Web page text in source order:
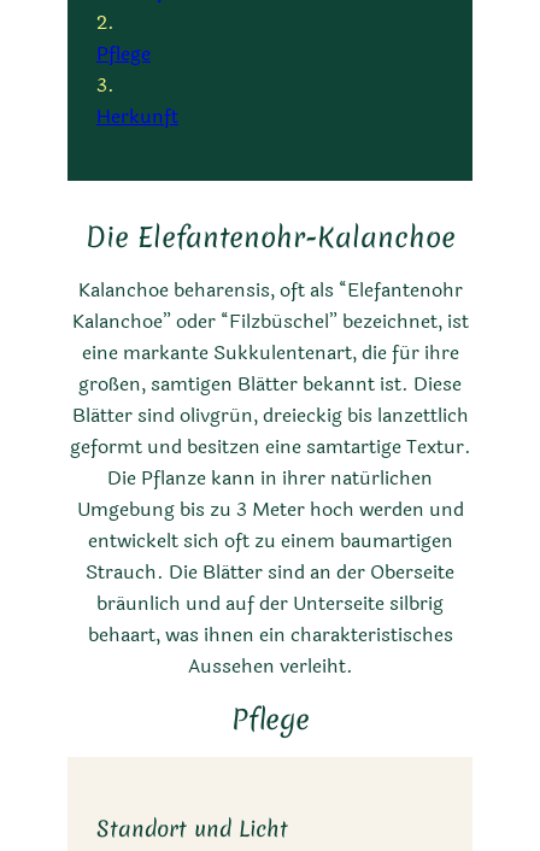
Pflege
Herkunft
Die Elefantenohr-Kalanchoe
Kalanchoe beharensis, oft als “Elefantenohr
Kalanchoe” oder “Filzbüschel” bezeichnet, ist
eine markante Sukkulentenart, die für ihre
großen, samtigen Blätter bekannt ist. Diese
Blätter sind olivgrün, dreieckig bis lanzettlich
geformt und besitzen eine samtartige Textur.
Die Pflanze kann in ihrer natürlichen
Umgebung bis zu 3 Meter hoch werden und
entwickelt sich oft zu einem baumartigen
Strauch. Die Blätter sind an der Oberseite
bräunlich und auf der Unterseite silbrig
behaart, was ihnen ein charakteristisches
Aussehen verleiht.
Pflege
Standort und Licht